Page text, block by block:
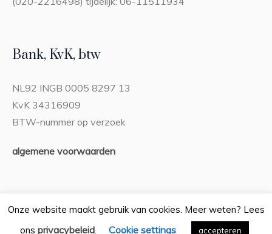
Bank, KvK, btw
NL92 INGB 0005 8297 13
KvK 34316909
BTW-nummer op verzoek
algemene voorwaarden
Privacybeleid/ Bureau Boeiend © 2026 / Alle rechten
Onze website maakt gebruik van cookies. Meer weten? Lees
ons privacybeleid. Cookie settings accepteren